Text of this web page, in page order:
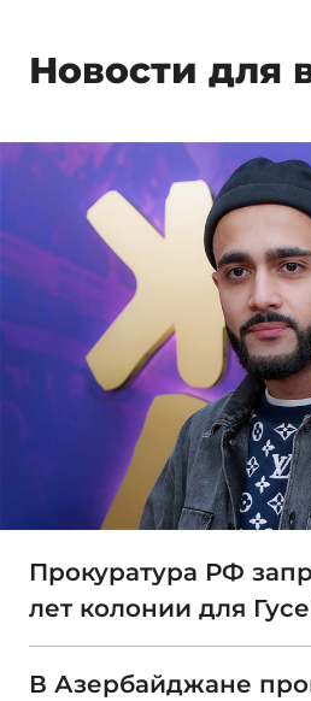
Новости для
Прокуратура РФ
лет колонии для
В Азербайджане